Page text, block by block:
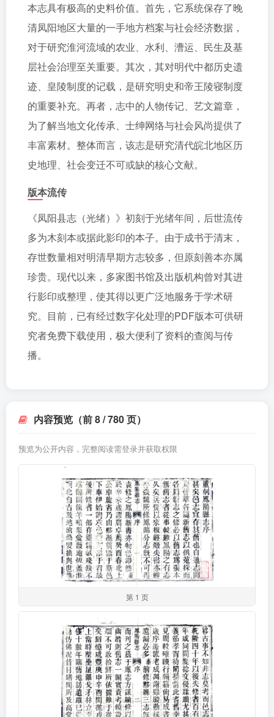
本志具有极高的史料价值。首先，它系统保存了晚
清凤阳地区大量的一手地方档案与社会经济数据，
对于研究淮河流域的农业、水利、漕运、民生及基
层社会治理至关重要。其次，其对明代中都历史遗
迹、皇陵制度的记载，是研究明史和帝王陵寝制度
的重要补充。再者，志中的人物传记、艺文篇章，
为了解当地文化传承、士绅网络与社会风尚提供了
丰富素材。整体而言，该志是研究清代皖北地区历
史地理、社会变迁不可或缺的核心文献。
版本流传
《凤阳县志（光绪）》初刻于光绪年间，后世流传
多为木刻本或据此影印的本子。由于成书于清末，
存世数量相对明清早期方志较多，但原刻善本亦属
珍贵。现代以来，多家图书馆及出版机构曾对其进
行影印或整理，使其得以更广泛地服务于学术研
究。目前，已有经过数字化处理的PDF版本可供研
究者免费下载使用，极大便利了资料的查阅与传
播。
内容预览（前 8 / 780 页）
预览为公开内容，完整阅读需登录并获取权限
第 1 页